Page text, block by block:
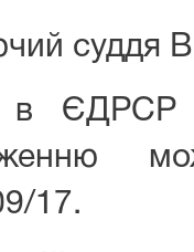
суддя
в ЄДРСР
17.